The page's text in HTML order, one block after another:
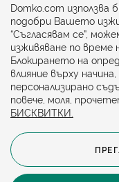
Начини на плащане:
© 2024.
Domko.com използва
подобри Вашето
“Съгласявам се”,
изживяване по време
Блокирането на
влияние върху
персонализирано
повече, моля,
БИСКВИТКИ.